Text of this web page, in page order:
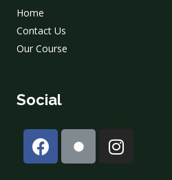
Home
Contact Us
Our Course
Social